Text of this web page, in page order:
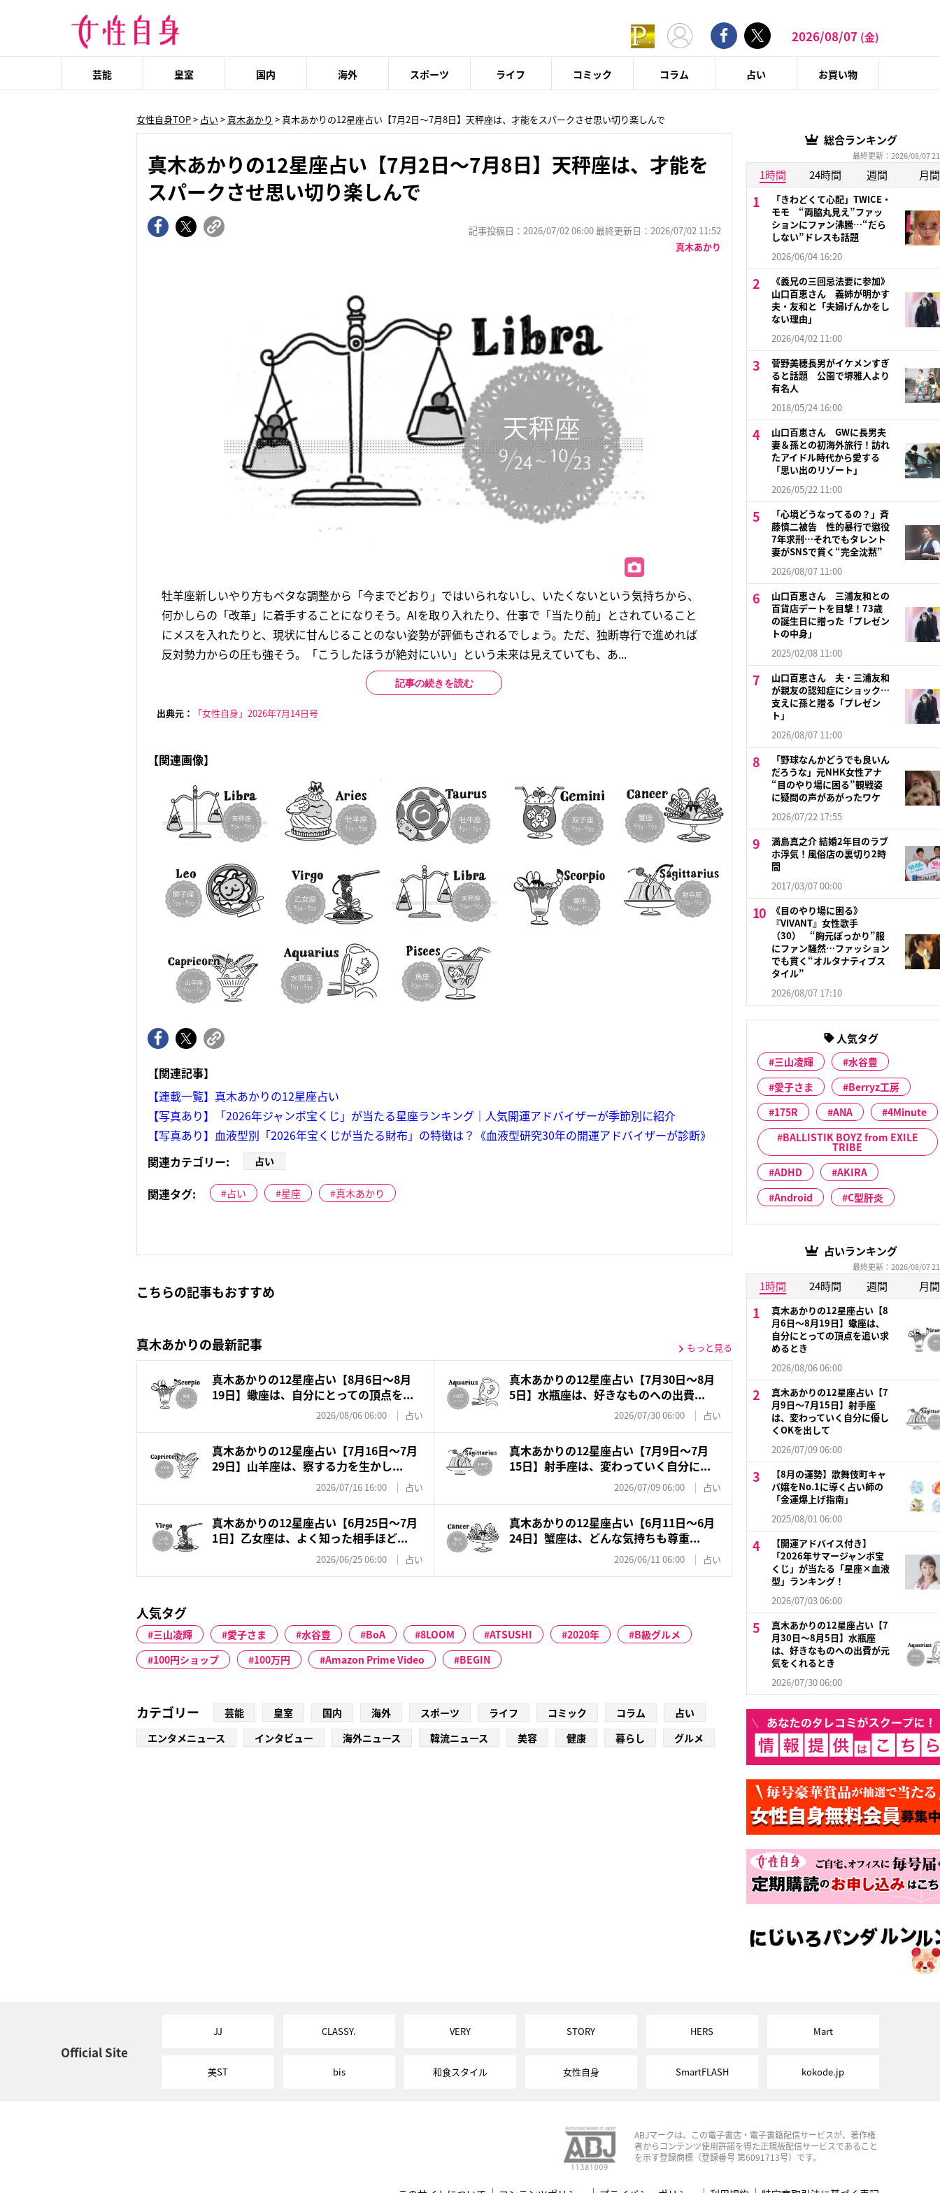
2026/08/07 (金)
芸能 皇室 国内 海外 スポーツ ライフ コミック コラム 占い お買い物
女性自身TOP> 占い >真木あかり > 真木あかりの12星座占い【7月2日〜7月8日】天秤座は、才能をスパークさせ思い切り楽しんで
真木あかりの12星座占い【7月2日〜7月8日】天秤座は、才能を
スパークさせ思い切り楽しんで
記事投稿日：2026/07/02 06:00 最終更新日：2026/07/02 11:52
真木あかり
牡羊座新しいやり方もベタな調整から「今までどおり」ではいられないし、いたくないという気持ちから、
何かしらの「改革」に着手することになりそう。AIを取り入れたり、仕事で「当たり前」とされていること
にメスを入れたりと、現状に甘んじることのない姿勢が評価もされるでしょう。ただ、独断専行で進めれば
反対勢力からの圧も強そう。「こうしたほうが絶対にいい」という未来は見えていても、あ...
記事の続きを読む
出典元： 「女性自身」2026年7月14日号
【関連画像】
【関連記事】
【連載一覧】真木あかりの12星座占い
【写真あり】「2026年ジャンボ宝くじ」が当たる星座ランキング｜人気開運アドバイザーが季節別に紹介
【写真あり】血液型別「2026年宝くじが当たる財布」の特徴は？《血液型研究30年の開運アドバイザーが診断》
関連カテゴリー:
占い
関連タグ: 占い 星座 真木あかり
こちらの記事もおすすめ
真木あかりの最新記事 もっと見る
真木あかりの12星座占い【8月6日～8月
19日】蠍座は、自分にとっての頂点を...
2026/08/06 06:00 占い
真木あかりの12星座占い【7月30日～8月
5日】水瓶座は、好きなものへの出費...
2026/07/30 06:00 占い
真木あかりの12星座占い【7月16日～7月
29日】山羊座は、察する力を生かし...
2026/07/16 16:00 占い
真木あかりの12星座占い【7月9日〜7月
15日】射手座は、変わっていく自分に...
2026/07/09 06:00 占い
真木あかりの12星座占い【6月25日〜7月
1日】乙女座は、よく知った相手ほど...
2026/06/25 06:00 占い
真木あかりの12星座占い【6月11日〜6月
24日】蟹座は、どんな気持ちも尊重...
2026/06/11 06:00 占い
人気タグ
三山凌輝 愛子さま 水谷豊 BoA 8LOOM ATSUSHI 2020年
B級グルメ
100円ショップ
100万円 Amazon Prime Video BEGIN
カテゴリー 芸能 皇室 国内 海外 スポーツ ライフ コミック コラム
占い
エンタメニュース
インタビュー 海外ニュース 韓流ニュース 美容 健康 暮らし グルメ
総合ランキング
最終更新：2026/08/07
1時間 24時間 週間 月間
「きわどくて心配」TWICE・
モモ “両脇丸見え”ファッ
ションにファン沸騰…“だら
しない”ドレスも話題
2026/06/04 16:20
《義兄の三回忌法要に参加》
山口百恵さん 義姉が明かす
夫・友和と「夫婦げんかをし
ない理由」
2026/04/02 11:00
菅野美穂長男がイケメンすぎ
ると話題 公園で堺雅人より
有名人
2018/05/24 16:00
山口百恵さん GWに長男夫
妻＆孫との初海外旅行！訪れ
たアイドル時代から愛する
「思い出のリゾート」
2026/05/22 11:00
「心境どうなってるの？」斉
藤慎二被告 性的暴行で懲役
7年求刑…それでもタレント
妻がSNSで貫く“完全沈黙”
2026/08/07 11:00
山口百恵さん 三浦友和との
百貨店デートを目撃！73歳
の誕生日に贈った「プレゼン
トの中身」
2025/02/08 11:00
山口百恵さん 夫・三浦友和
が親友の認知症にショック…
支えに孫と贈る「プレゼン
ト」
2026/08/07 11:00
「野球なんかどうでも良いん
だろうな」元NHK女性アナ
“目のやり場に困る”観戦姿
に疑問の声があがったワケ
2026/07/22 17:55
満島真之介 結婚2年目のラブ
ホ浮気！風俗店の裏切り2時
間
2017/03/07 00:00
《目のやり場に困る》
『VIVANT』女性歌手
（30） “胸元ぽっかり”服
にファン騒然…ファッション
でも貫く“オルタナティブス
タイル”
2026/08/07 17:10
人気タグ
三山凌輝
水谷豊
愛子さま
Berryz工房
175R
ANA
4Minute
BALLISTIK BOYZ from EXILE
TRIBE
ADHD
AKIRA
Android
C型肝炎
占いランキング
最終更新：2026/08/07
1時間 24時間 週間 月間
真木あかりの12星座占い【8
月6日～8月19日】蠍座は、
自分にとっての頂点を追い求
めるとき
2026/08/06 06:00
真木あかりの12星座占い【7
月9日〜7月15日】射手座
は、変わっていく自分に優し
くOKを出して
2026/07/09 06:00
【8月の運勢】歌舞伎町キャ
バ嬢をNo.1に導く占い師の
「金運爆上げ指南」
2025/08/01 06:00
【開運アドバイス付き】
「2026年サマージャンボ宝
くじ」が当たる「星座×血液
型」ランキング！
2026/07/03 06:00
真木あかりの12星座占い【7
月30日～8月5日】水瓶座
は、好きなものへの出費が元
気をくれるとき
2026/07/30 06:00
Official Site
JJ CLASSY. VERY STORY HERS Mart
美ST bis 和食スタイル 女性自身 SmartFLASH kokode.jp
ABJマークは、この電子書店・電子書籍配信サービスが、著作権
者からコンテンツ使用許諾を得た正規版配信サービスであること
を示す登録商標（登録番号 第6091713号）です。